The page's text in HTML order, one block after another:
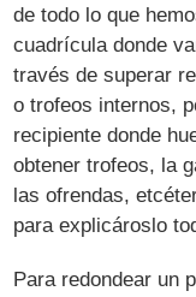
de todo lo que
cuadrícula donde
través de superar
o trofeos internos,
recipiente donde
obtener trofeos, la
las ofrendas,
para explicároslo
Para redondear un